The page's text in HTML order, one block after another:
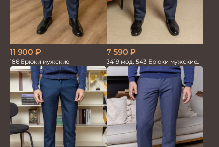
11 900 ₽
186 Брюки мужские
7 590 ₽
3419 мод. 543 Брюки мужские
трикотажные